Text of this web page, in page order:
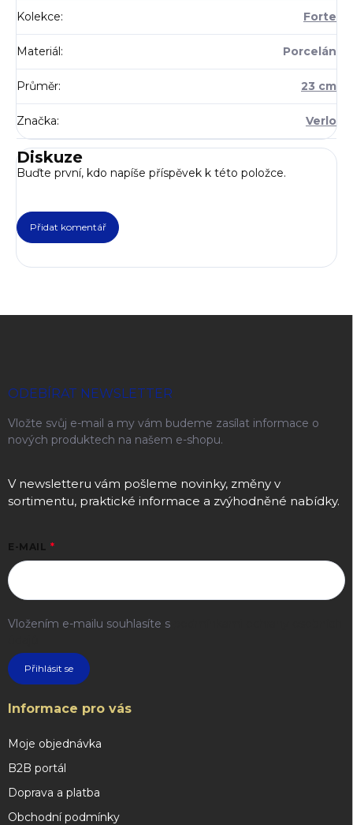
Kolekce: Forte
Materiál: Porcelán
Průměr: 23 cm
Značka: Verlo
Diskuze
Buďte první, kdo napíše příspěvek k této položce.
Přidat komentář
ODEBÍRAT NEWSLETTER
Vložte svůj e-mail a my vám budeme zasílat informace o
nových produktech na našem e-shopu.
V newsletteru vám pošleme novinky, změny v
sortimentu, praktické informace a zvýhodněné nabídky.
E-MAIL
Vložením e-mailu souhlasíte s
Přihlásit se
Informace pro vás
Moje objednávka
B2B portál
Doprava a platba
Obchodní podmínky